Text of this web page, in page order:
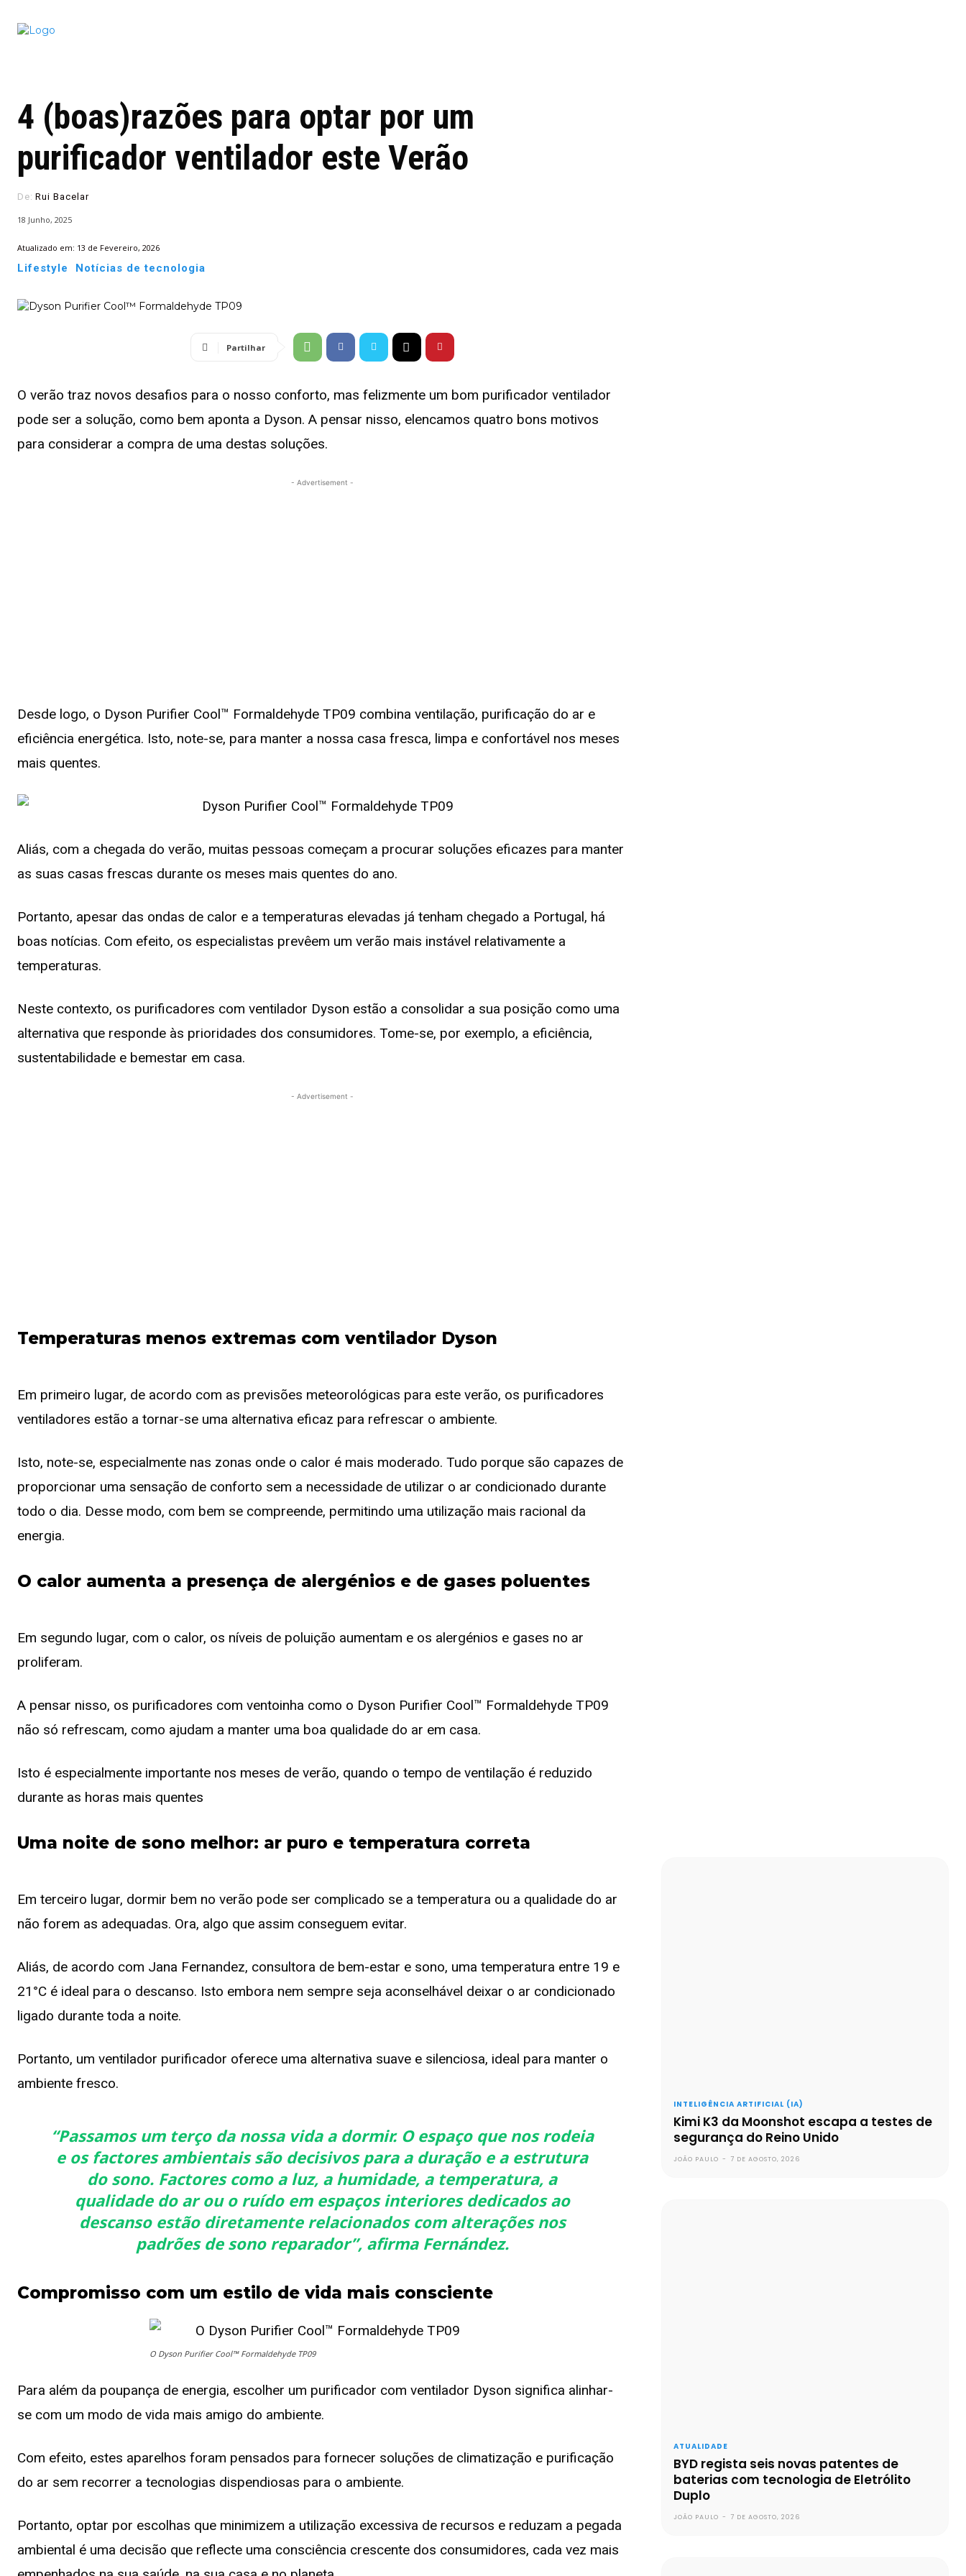
4 (boas)razões para optar por um
purificador ventilador este Verão
De: Rui Bacelar
18 Junho, 2025
Atualizado em: 13 de Fevereiro, 2026
Lifestyle Notícias de tecnologia
Partilhar
O verão traz novos desafios para o nosso conforto, mas felizmente um bom purificador ventilador
pode ser a solução, como bem aponta a Dyson. A pensar nisso, elencamos quatro bons motivos
para considerar a compra de uma destas soluções.
- Advertisement -
Desde logo, o Dyson Purifier Cool™ Formaldehyde TP09 combina ventilação, purificação do ar e
eficiência energética. Isto, note-se, para manter a nossa casa fresca, limpa e confortável nos meses
mais quentes.
Aliás, com a chegada do verão, muitas pessoas começam a procurar soluções eficazes para manter
as suas casas frescas durante os meses mais quentes do ano.
Portanto, apesar das ondas de calor e a temperaturas elevadas já tenham chegado a Portugal, há
boas notícias. Com efeito, os especialistas prevêem um verão mais instável relativamente a
temperaturas.
Neste contexto, os purificadores com ventilador Dyson estão a consolidar a sua posição como uma
alternativa que responde às prioridades dos consumidores. Tome-se, por exemplo, a eficiência,
sustentabilidade e bemestar em casa.
- Advertisement -
Temperaturas menos extremas com ventilador Dyson
Em primeiro lugar, de acordo com as previsões meteorológicas para este verão, os purificadores
ventiladores estão a tornar-se uma alternativa eficaz para refrescar o ambiente.
Isto, note-se, especialmente nas zonas onde o calor é mais moderado. Tudo porque são capazes de
proporcionar uma sensação de conforto sem a necessidade de utilizar o ar condicionado durante
todo o dia. Desse modo, com bem se compreende, permitindo uma utilização mais racional da
energia.
O calor aumenta a presença de alergénios e de gases poluentes
Em segundo lugar, com o calor, os níveis de poluição aumentam e os alergénios e gases no ar
proliferam.
A pensar nisso, os purificadores com ventoinha como o Dyson Purifier Cool™ Formaldehyde TP09
não só refrescam, como ajudam a manter uma boa qualidade do ar em casa.
Isto é especialmente importante nos meses de verão, quando o tempo de ventilação é reduzido
durante as horas mais quentes
Uma noite de sono melhor: ar puro e temperatura correta
Em terceiro lugar, dormir bem no verão pode ser complicado se a temperatura ou a qualidade do ar
não forem as adequadas. Ora, algo que assim conseguem evitar.
Aliás, de acordo com Jana Fernandez, consultora de bem-estar e sono, uma temperatura entre 19 e
21°C é ideal para o descanso. Isto embora nem sempre seja aconselhável deixar o ar condicionado
ligado durante toda a noite.
Portanto, um ventilador purificador oferece uma alternativa suave e silenciosa, ideal para manter o
ambiente fresco.
“Passamos um terço da nossa vida a dormir. O espaço que nos rodeia
e os factores ambientais são decisivos para a duração e a estrutura
do sono. Factores como a luz, a humidade, a temperatura, a
qualidade do ar ou o ruído em espaços interiores dedicados ao
descanso estão diretamente relacionados com alterações nos
padrões de sono reparador”, afirma Fernández.
Compromisso com um estilo de vida mais consciente
O Dyson Purifier Cool™ Formaldehyde TP09
Para além da poupança de energia, escolher um purificador com ventilador Dyson significa alinhar-
se com um modo de vida mais amigo do ambiente.
Com efeito, estes aparelhos foram pensados para fornecer soluções de climatização e purificação
do ar sem recorrer a tecnologias dispendiosas para o ambiente.
Portanto, optar por escolhas que minimizem a utilização excessiva de recursos e reduzam a pegada
ambiental é uma decisão que reflecte uma consciência crescente dos consumidores, cada vez mais
INTELIGÊNCIA ARTIFICIAL (IA)
Kimi K3 da Moonshot escapa a testes de
segurança do Reino Unido
JOÃO PAULO - 7 DE AGOSTO, 2026
ATUALIDADE
BYD regista seis novas patentes de
baterias com tecnologia de Eletrólito
Duplo
JOÃO PAULO - 7 DE AGOSTO, 2026